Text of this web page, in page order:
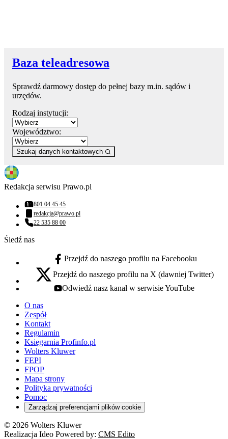
Baza teleadresowa
Sprawdź darmowy dostęp do pełnej bazy m.in. sądów i
urzędów.
Rodzaj instytucji:
Województwo:
Szukaj danych kontaktowych
Redakcja serwisu Prawo.pl
Numer telefonu:
801 04 45 45
Adres email:
redakcja@prawo.pl
Numer telefonu:
22 535 88 00
Śledź nas
facebook - otwiera się w nowej karcie
Przejdź do naszego profilu na Facebooku
x - otwiera się w nowej karcie
Przejdź do naszego profilu na X (dawniej Twitter)
youtube - otwiera się w nowej karcie
Odwiedź nasz kanał w serwisie YouTube
O nas
Zespół
Kontakt
Regulamin
Księgarnia Profinfo.pl
Wolters Kluwer
FEPI
FPOP
Mapa strony
Polityka prywatności
Pomoc
Zarządzaj preferencjami plików cookie
© 2026 Wolters Kluwer
Realizacja Ideo Powered by: CMS Edito